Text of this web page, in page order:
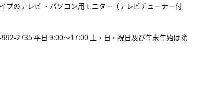
プのテレビ ・パソコン用モニター（テレビチューナー付
2735 平日 9:00～17:00 土・日・祝日及び年末年始は除